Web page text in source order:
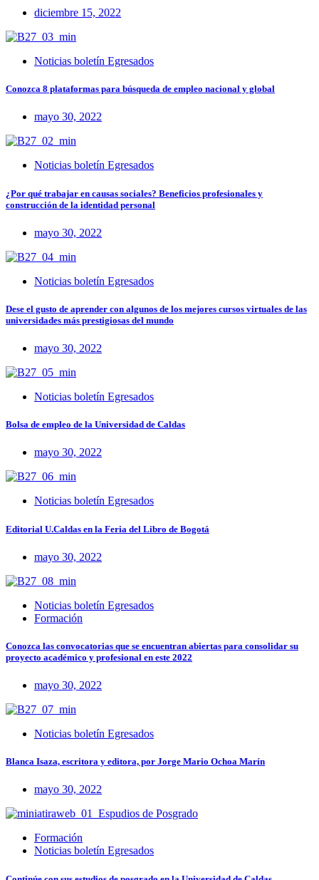
diciembre 15, 2022
Noticias boletín Egresados
Conozca 8 plataformas para búsqueda de empleo nacional y global
mayo 30, 2022
Noticias boletín Egresados
¿Por qué trabajar en causas sociales? Beneficios profesionales y
construcción de la identidad personal
mayo 30, 2022
Noticias boletín Egresados
Dese el gusto de aprender con algunos de los mejores cursos virtuales de las
universidades más prestigiosas del mundo
mayo 30, 2022
Noticias boletín Egresados
Bolsa de empleo de la Universidad de Caldas
mayo 30, 2022
Noticias boletín Egresados
Editorial U.Caldas en la Feria del Libro de Bogotá
mayo 30, 2022
Noticias boletín Egresados
Formación
Conozca las convocatorias que se encuentran abiertas para consolidar su
proyecto académico y profesional en este 2022
mayo 30, 2022
Noticias boletín Egresados
Blanca Isaza, escritora y editora, por Jorge Mario Ochoa Marín
mayo 30, 2022
Formación
Noticias boletín Egresados